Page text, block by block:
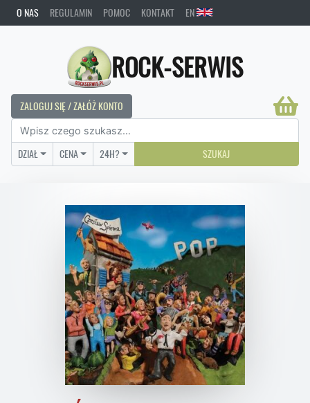
O NAS REGULAMIN POMOC KONTAKT EN
ROCK-SERWIS
ZALOGUJ SIĘ / ZAŁÓŻ KONTO
DZIAŁ CENA 24H? SZUKAJ